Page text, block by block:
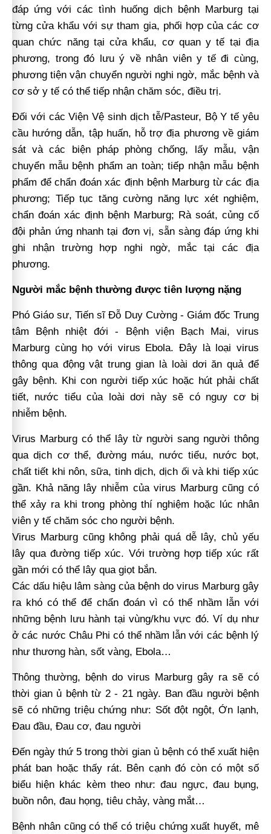
đáp ứng với các tình huống dịch bệnh Marburg tại
từng cửa khẩu với sự tham gia, phối hợp của các cơ
quan chức năng tại cửa khẩu, cơ quan y tế tại địa
phương, trong đó lưu ý về nhân viên y tế đi cùng,
phương tiện vận chuyển người nghi ngờ, mắc bệnh và
cơ sở y tế có thể tiếp nhận chăm sóc, điều trị.
Đối với các Viện Vệ sinh dịch tễ/Pasteur, Bộ Y tế yêu
cầu hướng dẫn, tập huấn, hỗ trợ địa phương về giám
sát và các biện pháp phòng chống, lấy mẫu, vận
chuyển mẫu bệnh phẩm an toàn; tiếp nhận mẫu bệnh
phẩm để chẩn đoán xác định bệnh Marburg từ các địa
phương; Tiếp tục tăng cường năng lực xét nghiệm,
chẩn đoán xác định bệnh Marburg; Rà soát, củng cố
đội phản ứng nhanh tại đơn vị, sẵn sàng đáp ứng khi
ghi nhận trường hợp nghi ngờ, mắc tại các địa
phương.
Người mắc bệnh thường được tiên lượng nặng
Phó Giáo sư, Tiến sĩ Đỗ Duy Cường - Giám đốc Trung
tâm Bệnh nhiệt đới - Bệnh viện Bạch Mai, virus
Marburg cùng họ với virus Ebola. Đây là loại virus
thông qua động vật trung gian là loài dơi ăn quả để
gây bệnh. Khi con người tiếp xúc hoặc hút phải chất
tiết, nước tiểu của loài dơi này sẽ có nguy cơ bị
nhiễm bệnh.
Virus Marburg có thể lây từ người sang người thông
qua dịch cơ thể, đường máu, nước tiểu, nước bọt,
chất tiết khi nôn, sữa, tinh dịch, dịch ối và khi tiếp xúc
gần. Khả năng lây nhiễm của virus Marburg cũng có
thể xảy ra khi trong phòng thí nghiệm hoặc lúc nhân
viên y tế chăm sóc cho người bệnh.
Virus Marburg cũng không phải quá dễ lây, chủ yếu
lây qua đường tiếp xúc. Với trường hợp tiếp xúc rất
gần mới có thể lây qua giọt bắn.
Các dấu hiệu lâm sàng của bệnh do virus Marburg gây
ra khó có thể để chẩn đoán vì có thể nhầm lẫn với
những bệnh lưu hành tại vùng/khu vực đó. Ví dụ như
ở các nước Châu Phi có thể nhầm lẫn với các bệnh lý
như thương hàn, sốt vàng, Ebola…
Thông thường, bệnh do virus Marburg gây ra sẽ có
thời gian ủ bệnh từ 2 - 21 ngày. Ban đầu người bệnh
sẽ có những triệu chứng như: Sốt đột ngột, Ớn lạnh,
Đau đầu, Đau cơ, đau người
Đến ngày thứ 5 trong thời gian ủ bệnh có thể xuất hiện
phát ban hoặc thấy rát. Bên cạnh đó còn có một số
biểu hiện khác kèm theo như: đau ngực, đau bụng,
buồn nôn, đau họng, tiêu chảy, vàng mắt…
Bệnh nhân cũng có thể có triệu chứng xuất huyết, mê